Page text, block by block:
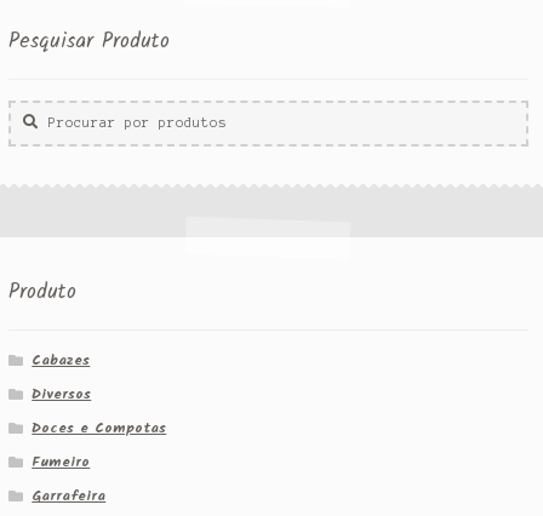
Pesquisar Produto
Procurar
por:
Produto
Cabazes
Diversos
Doces e Compotas
Fumeiro
Garrafeira